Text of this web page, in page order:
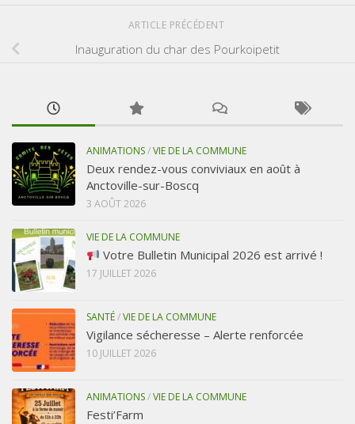
ARTICLE PRÉCÉDENT
Inauguration du char des Pourkoipetit
ANIMATIONS/VIE DE LA COMMUNE
Deux rendez-vous conviviaux en août à
Anctoville-sur-Boscq
3 AOÛT 2026
VIE DE LA COMMUNE
Votre Bulletin Municipal 2026 est arrivé !
17 JUILLET 2026
SANTÉ/VIE DE LA COMMUNE
Vigilance sécheresse – Alerte renforcée
10 JUILLET 2026
ANIMATIONS/VIE DE LA COMMUNE
Festi’Farm